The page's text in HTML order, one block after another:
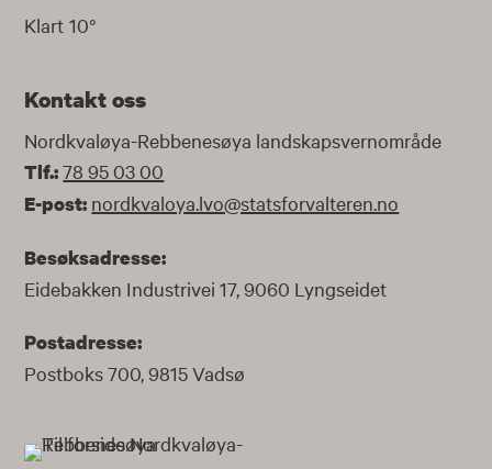
10°
Klart
Kontakt oss
Nordkvaløya-Rebbenesøya landskapsvernområde
Tlf.:78 95 03 00
E-post: nordkvaloya.lvo@statsforvalteren.no
Besøksadresse:
Eidebakken Industrivei 17, 9060 Lyngseidet
Postadresse:
Postboks 700, 9815 Vadsø